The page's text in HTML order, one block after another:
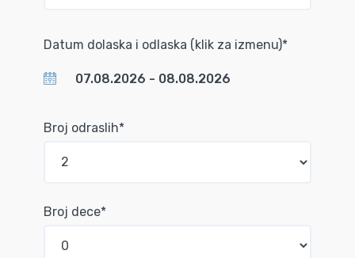
Datum dolaska i odlaska (klik za izmenu)*
Broj odraslih*
Broj dece*